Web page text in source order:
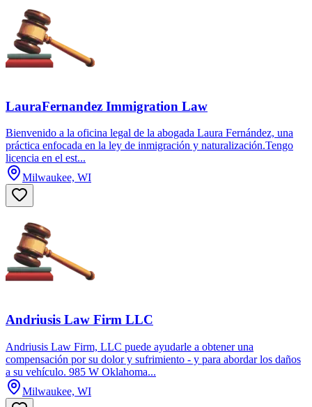
LauraFernandez Immigration Law
Bienvenido a la oficina legal de la abogada Laura Fernández, una
práctica enfocada en la ley de inmigración y naturalización.Tengo
licencia en el est...
Milwaukee, WI
Andriusis Law Firm LLC
Andriusis Law Firm, LLC puede ayudarle a obtener una
compensación por su dolor y sufrimiento - y para abordar los daños
a su vehículo. 985 W Oklahoma...
Milwaukee, WI